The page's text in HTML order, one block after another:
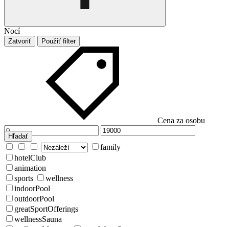
Nocí
Zatvoriť Použiť filter
Cena za osobu
Hľadať
family
hotelClub
animation
sports
wellness
indoorPool
outdoorPool
greatSportOfferings
wellnessSauna